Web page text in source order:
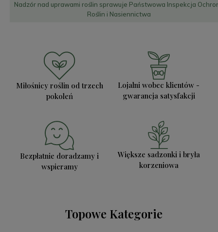
Nadzór nad uprawami roślin sprawuje Państwowa Inspekcja
Roślin i Nasiennictwa
Miłośnicy roślin od trzech
pokoleń
Lojalni wobec klientów -
gwarancja satysfakcji
Bezpłatnie doradzamy i
wspieramy
Większe sadzonki i bryła
korzeniowa
Topowe Kategorie